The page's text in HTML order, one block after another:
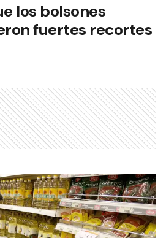
los bolsones
fuertes recortes